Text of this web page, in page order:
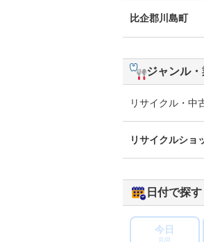
比企郡川島町
ジャンル
リサイクル・中
リサイクルショ
日付で探す
今日